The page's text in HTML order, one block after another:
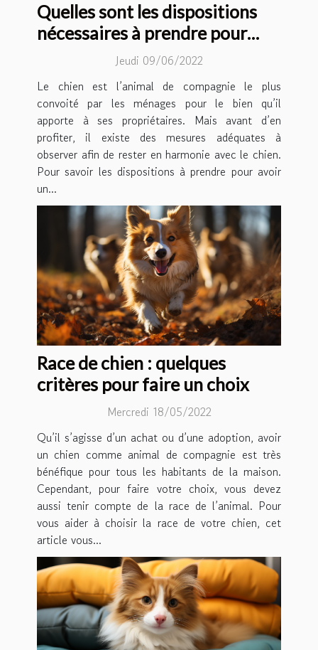
Quelles sont les dispositions
nécessaires à prendre pour
rester en harmonie avec son
Jeudi 09/06/2022
Le chien est l’animal de compagnie le plus
convoité par les ménages pour le bien qu’il
apporte à ses propriétaires. Mais avant d’en
profiter, il existe des mesures adéquates à
observer afin de rester en harmonie avec le chien.
Pour savoir les dispositions à prendre pour avoir
un...
Race de chien : quelques
critères pour faire un choix
Mercredi 18/05/2022
Qu’il s’agisse d’un achat ou d’une adoption, avoir
un chien comme animal de compagnie est très
bénéfique pour tous les habitants de la maison.
Cependant, pour faire votre choix, vous devez
aussi tenir compte de la race de l’animal. Pour
vous aider à choisir la race de votre chien, cet
article vous...